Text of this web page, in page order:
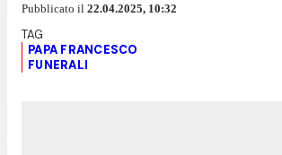
Pubblicato il 22.04.2025, 10:32
PAPA FRANCESCO
FUNERALI